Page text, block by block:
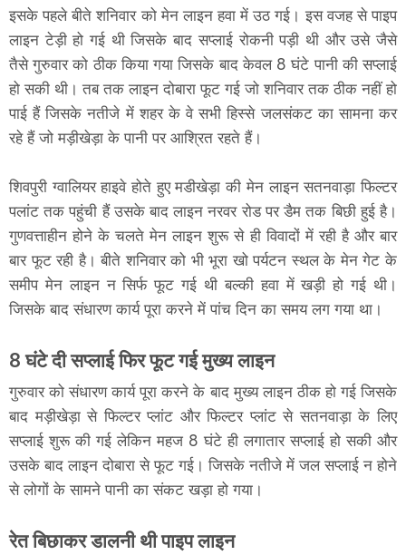
इसके पहले बीते शनिवार को मेन लाइन हवा में उठ गई। इस वजह से पाइप
लाइन टेड़ी हो गई थी जिसके बाद सप्लाई रोकनी पड़ी थी और उसे जैसे
तैसे गुरुवार को ठीक किया गया जिसके बाद केवल 8 घंटे पानी की सप्लाई
हो सकी थी। तब तक लाइन दोबारा फूट गई जो शनिवार तक ठीक नहीं हो
पाई हैं जिसके नतीजे में शहर के वे सभी हिस्से जलसंकट का सामना कर
रहे हैं जो मड़ीखेड़ा के पानी पर आश्रित रहते हैं।
शिवपुरी ग्वालियर हाइवे होते हुए मडीखेड़ा की मेन लाइन सतनवाड़ा फिल्टर
पलांट तक पहुंची हैं उसके बाद लाइन नरवर रोड पर डैम तक बिछी हुई है।
गुणवत्ताहीन होने के चलते मेन लाइन शुरू से ही विवादों में रही है और बार
बार फूट रही है। बीते शनिवार को भी भूरा खो पर्यटन स्थल के मेन गेट के
समीप मेन लाइन न सिर्फ फूट गई थी बल्की हवा में खड़ी हो गई थी।
जिसके बाद संधारण कार्य पूरा करने में पांच दिन का समय लग गया था।
8 घंटे दी सप्लाई फिर फूट गई मुख्य लाइन
गुरुवार को संधारण कार्य पूरा करने के बाद मुख्य लाइन ठीक हो गई जिसके
बाद मड़ीखेड़ा से फिल्टर प्लांट और फिल्टर प्लांट से सतनवाड़ा के लिए
सप्लाई शुरू की गई लेकिन महज 8 घंटे ही लगातार सप्लाई हो सकी और
उसके बाद लाइन दोबारा से फूट गई। जिसके नतीजे में जल सप्लाई न होने
से लोगों के सामने पानी का संकट खड़ा हो गया।
रेत बिछाकर डालनी थी पाइप लाइन